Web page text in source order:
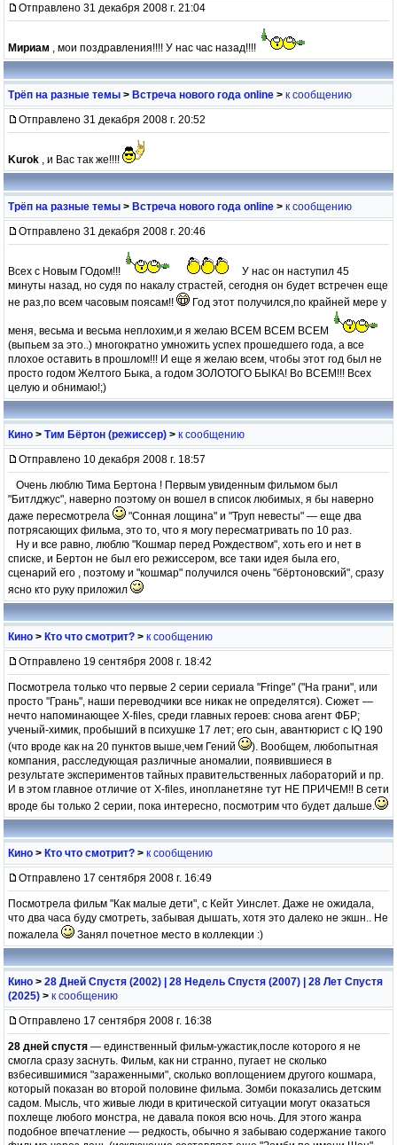
Отправлено 31 декабря 2008 г. 21:04
Мириам , мои поздравления!!!! У нас час назад!!!!
Трёп на разные темы > Встреча нового года online > к сообщению
Отправлено 31 декабря 2008 г. 20:52
Kurok , и Вас так же!!!!
Трёп на разные темы > Встреча нового года online > к сообщению
Отправлено 31 декабря 2008 г. 20:46
Всех с Новым ГОдом!!!
У нас он наступил 45
минуты назад, но судя по накалу страстей, сегодня он будет встречен еще
не раз,по всем часовым поясам!!
Год этот получился,по крайней мере у
меня, весьма и весьма неплохим,и я желаю ВСЕМ ВСЕМ ВСЕМ
(выпьем за это..) многократно умножить успех прошедшего года, а все
плохое оставить в прошлом!!! И еще я желаю всем, чтобы этот год был не
просто годом Желтого Быка, а годом ЗОЛОТОГО БЫКА! Во ВСЕМ!!! Всех
целую и обнимаю!;)
Кино > Тим Бёртон (режиссер) > к сообщению
Отправлено 10 декабря 2008 г. 18:57
Очень люблю Тима Бертона ! Первым увиденным фильмом был
"Битлджус", наверно поэтому он вошел в список любимых, я бы наверно
даже пересмотрела
"Сонная лощина" и "Труп невесты" — еще два
потрясающих фильма, это то, что я могу пересматривать по 10 раз.
Ну и все равно, люблю "Кошмар перед Рождеством", хоть его и нет в
списке, и Бертон не был его режиссером, все таки идея была его,
сценарий его , поэтому и "кошмар" получился очень "бёртоновский", сразу
ясно кто руку приложил
Кино > Кто что смотрит? > к сообщению
Отправлено 19 сентября 2008 г. 18:42
Посмотрела только что первые 2 серии сериала "Fringe" ("На грани", или
просто "Грань", наши переводчики все никак не определятся). Сюжет —
нечто напоминающее X-files, среди главных героев: снова агент ФБР;
ученый-химик, пробыший в психушке 17 лет; его сын, авантюрист с IQ 190
(что вроде как на 20 пунктов выше,чем Гений
). Вообщем, любопытная
компания, расследующая различные аномалии, появившиеся в
результате экспериментов тайных правительственных лабораторий и пр.
И в этом главное отличие от X-files, инопланетяне тут НЕ ПРИЧЕМ!! В сети
вроде бы только 2 серии, пока интересно, посмотрим что будет дальше.
Кино > Кто что смотрит? > к сообщению
Отправлено 17 сентября 2008 г. 16:49
Посмотрела фильм "Как малые дети", с Кейт Уинслет. Даже не ожидала,
что два часа буду смотреть, забывая дышать, хотя это далеко не экшн.. Не
пожалела
Занял почетное место в коллекции :)
Кино > 28 Дней Спустя (2002) | 28 Недель Спустя (2007) | 28 Лет Спустя
(2025) > к сообщению
Отправлено 17 сентября 2008 г. 16:38
28 дней спустя — единственный фильм-ужастик,после которого я не
смогла сразу заснуть. Фильм, как ни странно, пугает не сколько
взбесившимися "зараженными", сколько воплощением другого кошмара,
который показан во второй половине фильма. Зомби показались детским
садом. Мысль, что живые люди в критической ситуации могут оказаться
похлеще любого монстра, не давала покоя всю ночь. Для этого жанра
подобное впечатление — редкость, обычно я забываю содержание такого